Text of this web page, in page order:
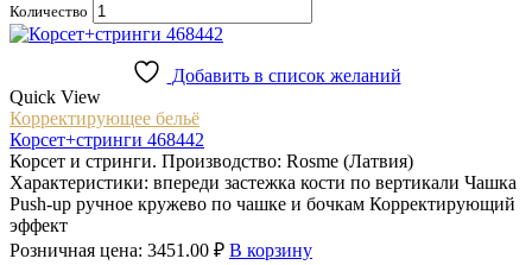
Количество
Добавить в список желаний
Quick View
Корректирующее бельё
Корсет+стринги 468442
Корсет и стринги. Производство: Rosme (Латвия)
Характеристики: впереди застежка кости по вертикали Чашка
Push-up ручное кружево по чашке и бочкам Корректирующий
эффект
Розничная цена: 3451.00 ₽ В корзину